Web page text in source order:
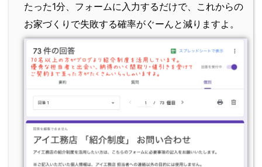
たった1分、フォームに入力するだけで、これからの
お家づくりで失敗する確率がぐーんと減りますよ。